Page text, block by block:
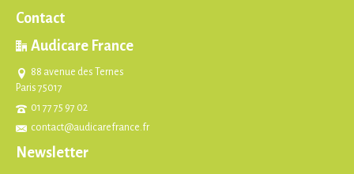
Contact
Audicare France
88 avenue des Ternes
Paris 75017
01 77 75 97 02
contact@audicarefrance.fr
Newsletter